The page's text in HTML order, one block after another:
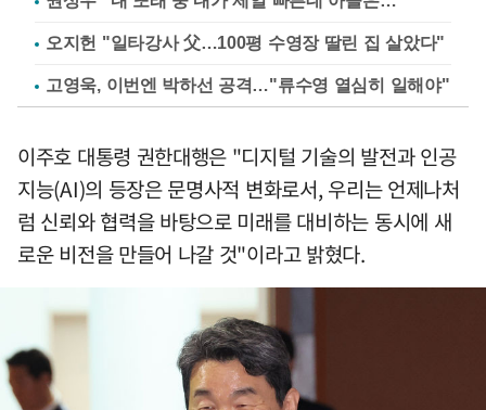
오지헌 "일타강사 父…100평 수영장 딸린 집 살았다"
고영욱, 이번엔 박하선 공격…"류수영 열심히 일해야"
이주호 대통령 권한대행은 "디지털 기술의 발전과 인공
지능(AI)의 등장은 문명사적 변화로서, 우리는 언제나처
럼 신뢰와 협력을 바탕으로 미래를 대비하는 동시에 새
로운 비전을 만들어 나갈 것"이라고 밝혔다.